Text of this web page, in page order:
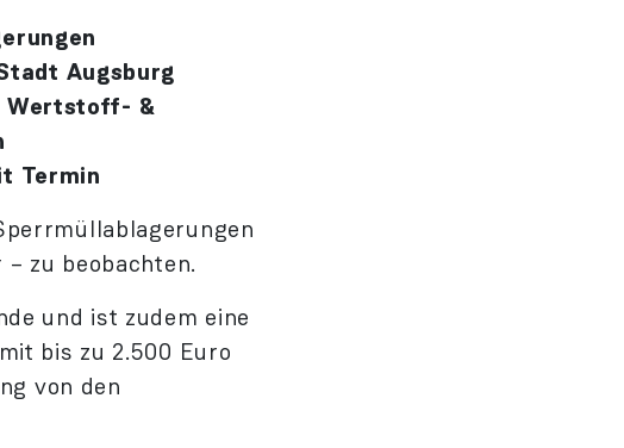
Augsburg
Wertstoff- &
Termin
zu beobachten.
und ist zudem eine
bis zu 2.500 Euro
von den